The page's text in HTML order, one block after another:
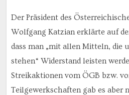
Der Präsident des
Wolfgang Katzian erklärte auf
dass man „mit allen Mitteln, die
stehen“ Widerstand leisten
Streikaktionen vom ÖGB bzw.
Teilgewerkschaften gab es aber